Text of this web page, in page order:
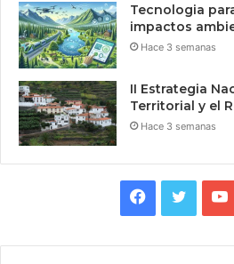
Tecnologia
impactos
Hace 3 semanas
II Estrategia
Territorial y el
Hace 3 semanas
Facebook
Twitter